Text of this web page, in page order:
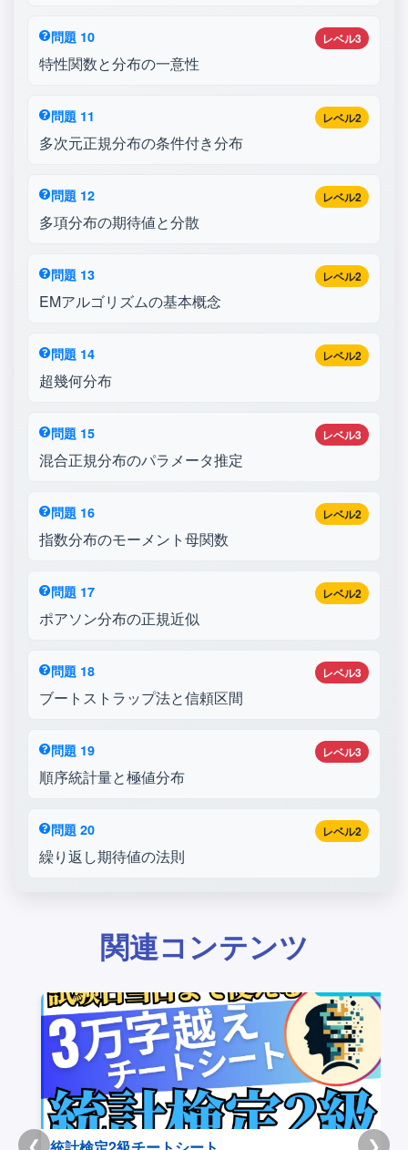
レベル3
問題 10
特性関数と分布の一意性
レベル2
問題 11
多次元正規分布の条件付き分布
レベル2
問題 12
多項分布の期待値と分散
レベル2
問題 13
EMアルゴリズムの基本概念
レベル2
問題 14
超幾何分布
レベル3
問題 15
混合正規分布のパラメータ推定
レベル2
問題 16
指数分布のモーメント母関数
レベル2
問題 17
ポアソン分布の正規近似
レベル3
問題 18
ブートストラップ法と信頼区間
レベル3
問題 19
順序統計量と極値分布
レベル2
問題 20
繰り返し期待値の法則
関連コンテンツ
❮ ❯